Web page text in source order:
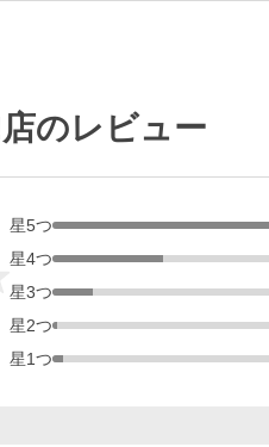
のレビュー
星5つ
星4つ
星3つ
星2つ
星1つ